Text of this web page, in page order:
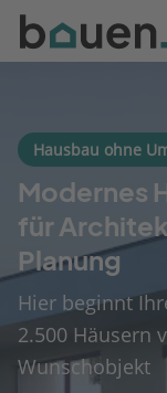
Bauen
Logo
Hausbau ohne
Modernes
für
Planung
Hier beginnt
2.500 Häusern
Wunschobjekt